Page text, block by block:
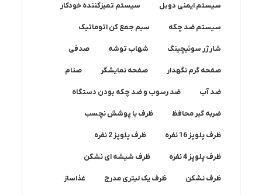
سیستم ایمنی دوبل سیستم تمیزکننده خودکار
سیستم ضد چکه سیم جمع کن اتوماتیک
شارژر سوئیچینگ شهاب توشه صدفی
صفحه گرم نگهدار صفحه نمایشگر صنام
ضد آب ضد رسوب و ضد چکه بودن دستگاه
ضربه گیر محافظ ظرف با پوشش نچسب
ظرف پلوپز 16 نفره ظرف پلوپز 2 نفره
ظرف پلوپز 4 نفره ظرف شیشه ای نشکن
ظرف نشکن ظرف یک لیتری مدرج غذاساز